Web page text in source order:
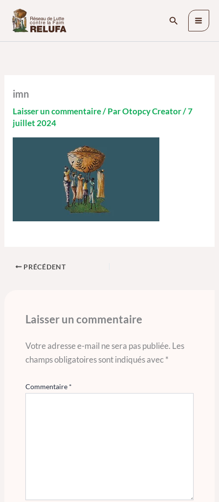
contenu
Rechercher
imn
Laisser un commentaire/ ParOtopcy Creator/7
juillet 2024
PRÉCÉDENT
Laisser un commentaire
Votre adresse e-mail ne sera pas publiée. Les
champs obligatoires sont indiqués avec*
Commentaire *